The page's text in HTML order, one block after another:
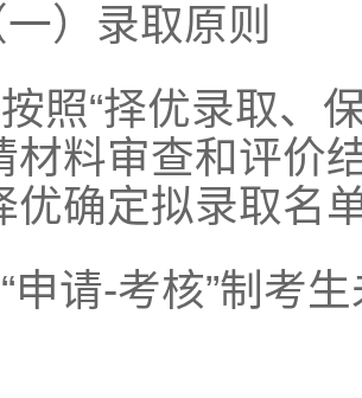
录取原则
“择优录取、保
材料审查和评价
优确定拟录取名
-考核”制考生